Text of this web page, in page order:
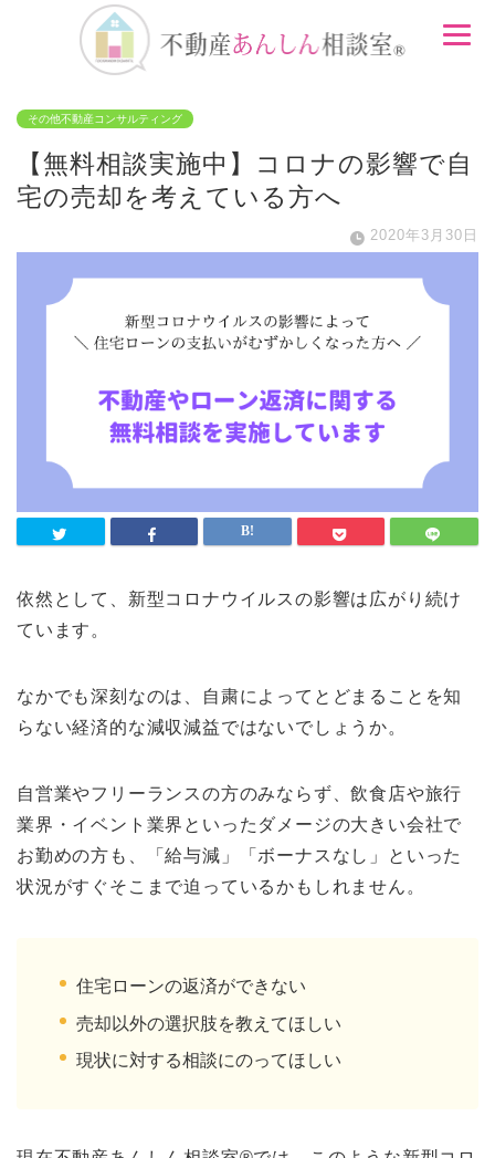
その他不動産コンサルティング
【無料相談実施中】コロナの影響で自
宅の売却を考えている方へ
2020年3月30日
依然として、新型コロナウイルスの影響は広がり続け
ています。
なかでも深刻なのは、自粛によってとどまることを知
らない経済的な減収減益ではないでしょうか。
自営業やフリーランスの方のみならず、飲食店や旅行
業界・イベント業界といったダメージの大きい会社で
お勤めの方も、「給与減」「ボーナスなし」といった
状況がすぐそこまで迫っているかもしれません。
住宅ローンの返済ができない
売却以外の選択肢を教えてほしい
現状に対する相談にのってほしい